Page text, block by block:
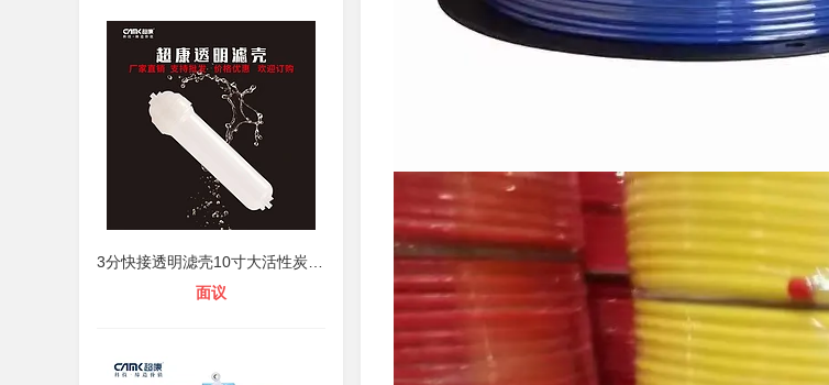
面议